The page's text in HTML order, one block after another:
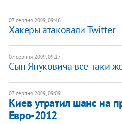
07 серпня 2009, 09:46
Хакеры атаковали Twitter
07 серпня 2009, 09:17
Сын Януковича все-таки
07 серпня 2009, 09:09
Киев утратил шанс на
Евро-2012